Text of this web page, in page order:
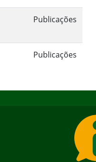
Publicações
Publicações